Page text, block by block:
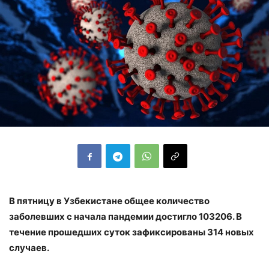
В пятницу в Узбекистане общее количество
заболевших с начала пандемии достигло 103206. В
течение прошедших суток зафиксированы 314 новых
случаев.